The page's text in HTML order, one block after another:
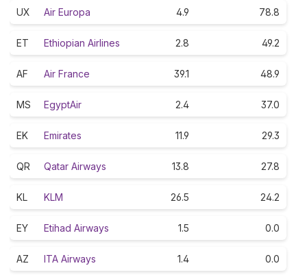
UX Air Europa 4.9 78.8
ET Ethiopian Airlines 2.8 49.2
AF Air France 39.1 48.9
MS EgyptAir 2.4 37.0
EK Emirates 11.9 29.3
QR Qatar Airways 13.8 27.8
KL KLM 26.5 24.2
EY Etihad Airways 1.5 0.0
AZ ITA Airways 1.4 0.0